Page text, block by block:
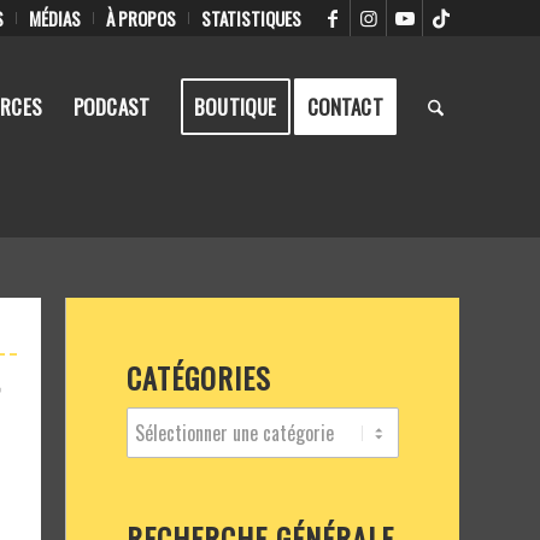
MÉDIAS À PROPOS STATISTIQUES
PODCAST BOUTIQUE CONTACT
CATÉGORIES